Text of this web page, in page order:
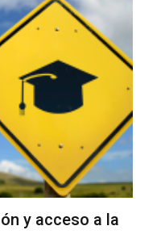
y acceso a la